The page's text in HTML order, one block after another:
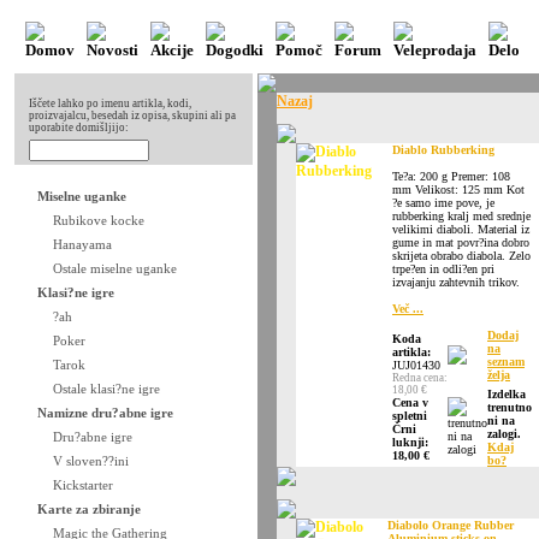
Iščete lahko po imenu artikla, kodi,
proizvajalcu, besedah iz opisa, skupini ali pa
uporabite domišljijo:
Miselne uganke
Rubikove kocke
Hanayama
Ostale miselne uganke
Klasi?ne igre
?ah
Poker
Tarok
Ostale klasi?ne igre
Namizne dru?abne igre
Dru?abne igre
V sloven??ini
Kickstarter
Karte za zbiranje
Magic the Gathering
Nazaj
Diablo Rubberking
Te?a: 200 g Premer: 108
mm Velikost: 125 mm Kot
?e samo ime pove, je
rubberking kralj med srednje
velikimi diaboli. Material iz
gume in mat povr?ina dobro
skrijeta obrabo diabola. Zelo
trpe?en in odli?en pri
izvajanju zahtevnih trikov.
Več ...
Koda
artikla:
JUJ01430
Redna cena:
18,00 €
Cena v
spletni
Črni
luknji:
18,00 €
Dodaj
na
seznam
želja
Izdelka
trenutno
ni na
zalogi.
Kdaj
bo?
Diabolo Orange Rubber